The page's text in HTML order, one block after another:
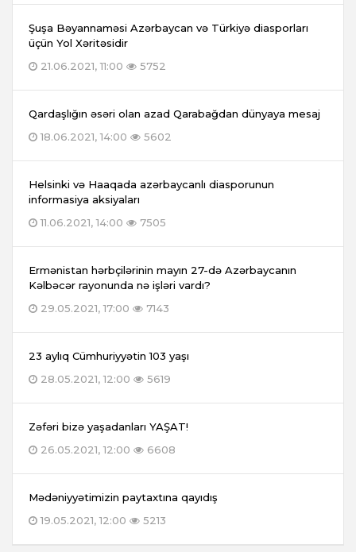
Şuşa Bəyannaməsi Azərbaycan və Türkiyə diasporları
üçün Yol Xəritəsidir
21.06.2021, 11:00
5752
Qardaşlığın əsəri olan azad Qarabağdan dünyaya mesaj
18.06.2021, 14:00
5602
Helsinki və Haaqada azərbaycanlı diasporunun
informasiya aksiyaları
11.06.2021, 14:00
7505
Ermənistan hərbçilərinin mayın 27-də Azərbaycanın
Kəlbəcər rayonunda nə işləri vardı?
29.05.2021, 17:00
7143
23 aylıq Cümhuriyyətin 103 yaşı
28.05.2021, 12:00
5619
Zəfəri bizə yaşadanları YAŞAT!
26.05.2021, 12:00
6608
Mədəniyyətimizin paytaxtına qayıdış
19.05.2021, 12:00
5213